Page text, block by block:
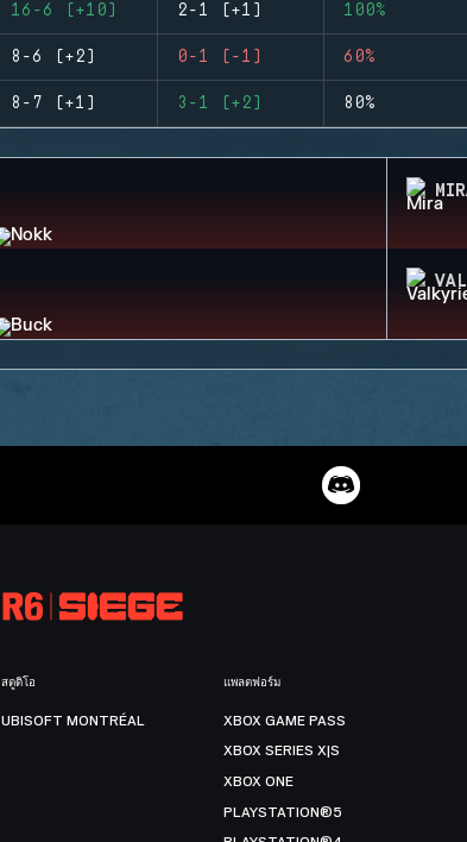
16-6 (+10) 2-1 (+1) 100%
8-6 (+2) 0-1 (-1) 60%
8-7 (+1) 3-1 (+2) 80%
สตูดิโอ
UBISOFT MONTRÉAL
แพลตฟอร์ม
XBOX GAME PASS
XBOX SERIES X|S
XBOX ONE
PLAYSTATION®5